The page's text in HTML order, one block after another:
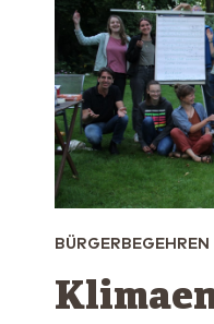
BÜRGERBEGEHREN